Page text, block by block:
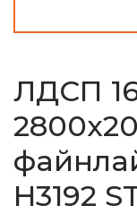
ЛДСП
H3192